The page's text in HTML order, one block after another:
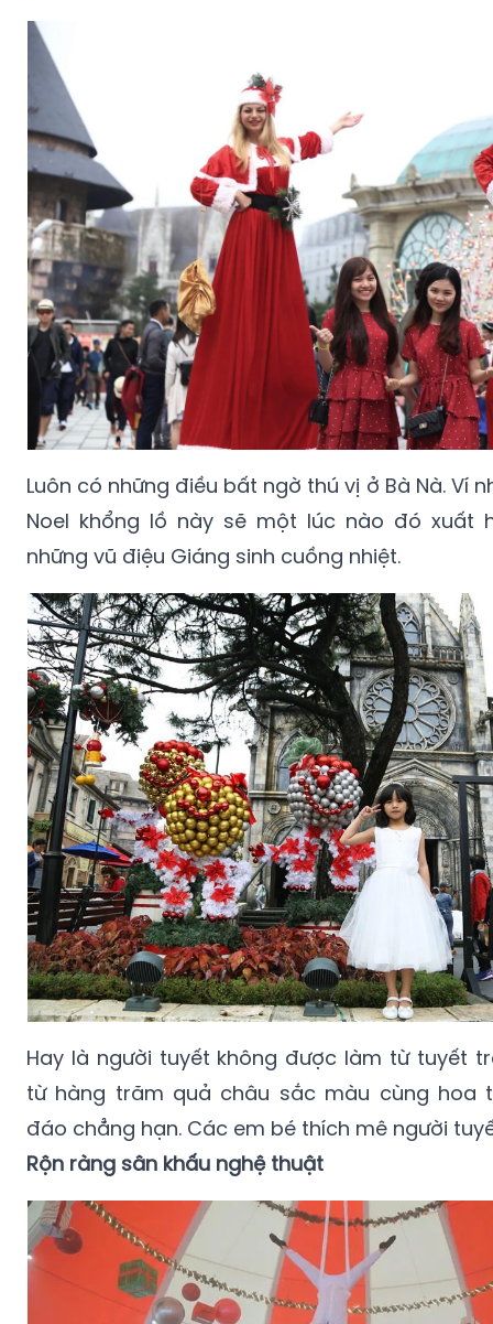
Luôn có những điều bất ngờ thú vị ở Bà Nà. Ví
Noel khổng lồ này sẽ một lúc nào đó xuất
những vũ điệu Giáng sinh cuồng nhiệt.
Hay là người tuyết không được làm từ tuyết
từ hàng trăm quả châu sắc màu cùng hoa
đáo chẳng hạn. Các em bé thích mê người
Rộn ràng sân khấu nghệ thuật